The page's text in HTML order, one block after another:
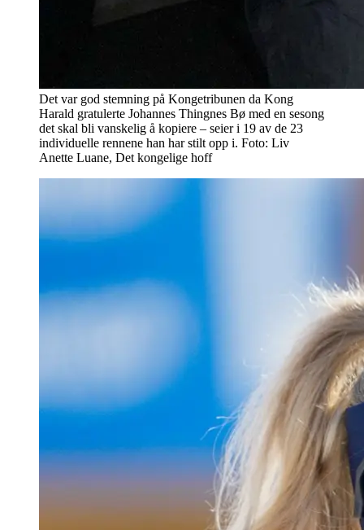
Det var god stemning på Kongetribunen da Kong
Harald gratulerte Johannes Thingnes Bø med en sesong
det skal bli vanskelig å kopiere – seier i 19 av de 23
individuelle rennene han har stilt opp i. Foto: Liv
Anette Luane, Det kongelige hoff